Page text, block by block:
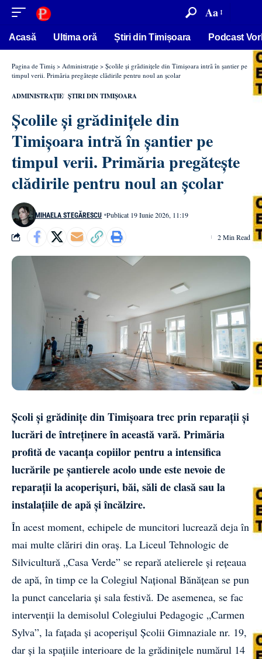
conținut Aa
Acasă Ultima oră Știri din Timișoara Podcast
Pagina de Timiș > Administrație > Școlile și grădinițele din Timișoara intră în șantier pe
timpul verii. Primăria pregătește clădirile pentru noul an școlar
ADMINISTRAȚIE ȘTIRI DIN TIMIȘOARA
Școlile și grădinițele din
Timișoara intră în șantier pe
timpul verii. Primăria pregătește
clădirile pentru noul an școlar
MIHAELA STEGĂRESCU Publicat 19 Iunie 2026, 11:19
2 Min Read
Școli și grădinițe din Timișoara trec prin reparații și
lucrări de întreținere în această vară. Primăria
profită de vacanța copiilor pentru a intensifica
lucrările pe șantierele acolo unde este nevoie de
reparații la acoperișuri, băi, săli de clasă sau la
instalațiile de apă și încălzire.
În acest moment, echipele de muncitori lucrează deja în
mai multe clăriri din oraș. La Liceul Tehnologic de
Silvicultură „Casa Verde” se repară atelierele și rețeaua
de apă, în timp ce la Colegiul Național Bănățean se pun
la punct cancelaria și sala festivă. De asemenea, se fac
intervenții la demisolul Colegiului Pedagogic „Carmen
Sylva”, la fațada și acoperișul Școlii Gimnaziale nr. 19,
dar și la spațiile interioare de la grădinițele numărul 14